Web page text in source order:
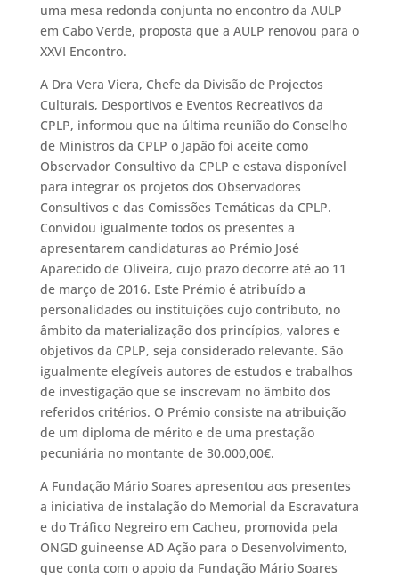
uma mesa redonda conjunta no encontro da AULP
em Cabo Verde, proposta que a AULP renovou para o
XXVI Encontro.
A Dra Vera Viera, Chefe da Divisão de Projectos
Culturais, Desportivos e Eventos Recreativos da
CPLP, informou que na última reunião do Conselho
de Ministros da CPLP o Japão foi aceite como
Observador Consultivo da CPLP e estava disponível
para integrar os projetos dos Observadores
Consultivos e das Comissões Temáticas da CPLP.
Convidou igualmente todos os presentes a
apresentarem candidaturas ao Prémio José
Aparecido de Oliveira, cujo prazo decorre até ao 11
de março de 2016. Este Prémio é atribuído a
personalidades ou instituições cujo contributo, no
âmbito da materialização dos princípios, valores e
objetivos da CPLP, seja considerado relevante. São
igualmente elegíveis autores de estudos e trabalhos
de investigação que se inscrevam no âmbito dos
referidos critérios. O Prémio consiste na atribuição
de um diploma de mérito e de uma prestação
pecuniária no montante de 30.000,00€.
A Fundação Mário Soares apresentou aos presentes
a iniciativa de instalação do Memorial da Escravatura
e do Tráfico Negreiro em Cacheu, promovida pela
ONGD guineense AD Ação para o Desenvolvimento,
que conta com o apoio da Fundação Mário Soares